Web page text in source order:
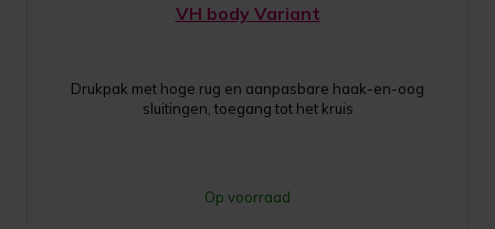
VH body Variant
Drukpak met hoge rug en aanpasbare haak-en-oog
sluitingen, toegang tot het kruis
Op voorraad